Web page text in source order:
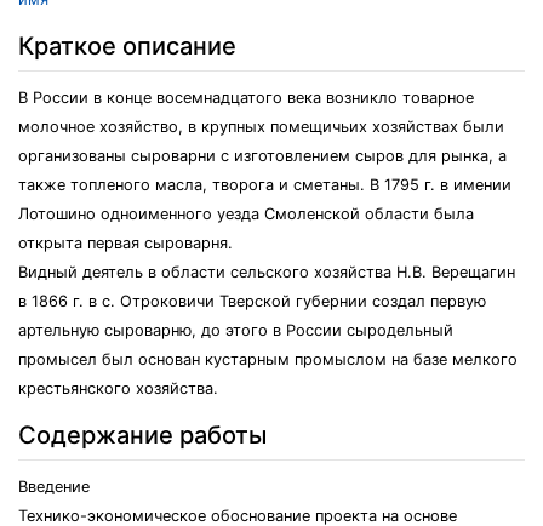
Краткое описание
В России в конце восемнадцатого века возникло товарное
молочное хозяйство, в крупных помещичьих хозяйствах были
организованы сыроварни с изготовлением сыров для рынка, а
также топленого масла, творога и сметаны. В 1795 г. в имении
Лотошино одноименного уезда Смоленской области была
открыта первая сыроварня.
Видный деятель в области сельского хозяйства Н.В. Верещагин
в 1866 г. в с. Отроковичи Тверской губернии создал первую
артельную сыроварню, до этого в России сыродельный
промысел был основан кустарным промыслом на базе мелкого
крестьянского хозяйства.
Содержание работы
Введение
Технико-экономическое обоснование проекта на основе